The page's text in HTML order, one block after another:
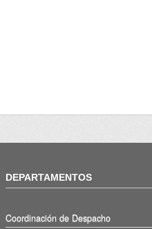
DEPARTAMENTOS
Coordinación de Despacho